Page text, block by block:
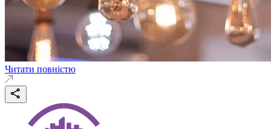
Читати повністю